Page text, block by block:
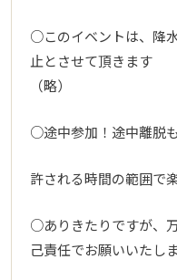
○このイベントは、降
止とさせて頂きます
（略）
○途中参加！途中離脱も
許される時間の範囲で
○ありきたりですが、
己責任でお願いいたし